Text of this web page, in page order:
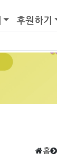
후원하기
홈